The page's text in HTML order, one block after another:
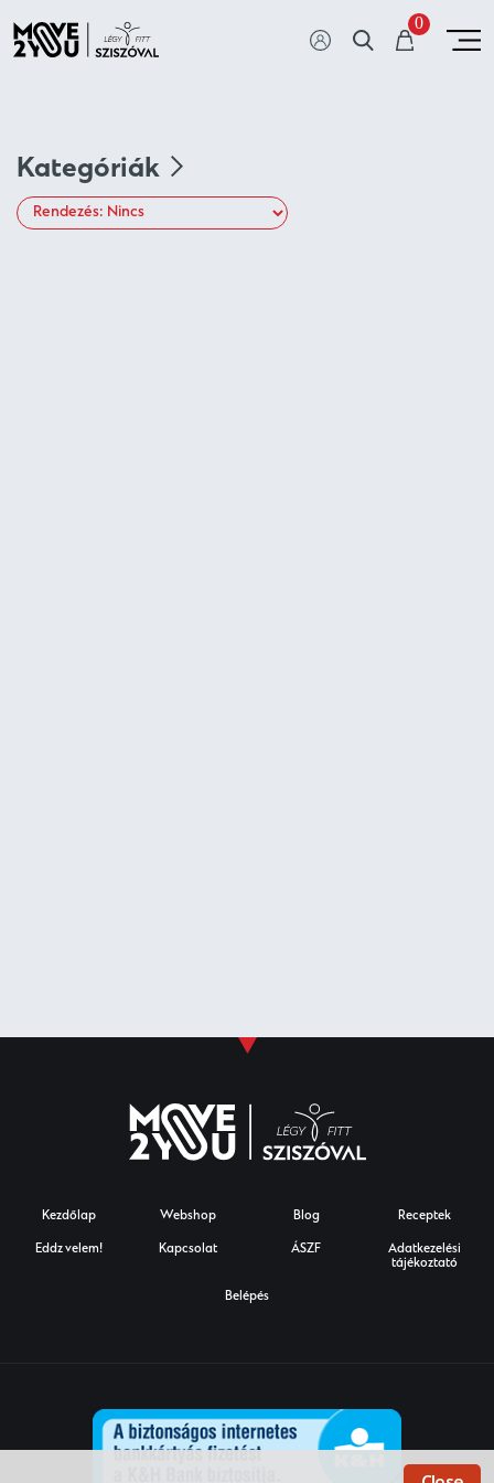
0
Kategóriák
Kezdőlap Webshop Blog Receptek
Eddz velem! Kapcsolat ÁSZF
Adatkezelési
tájékoztató
Belépés